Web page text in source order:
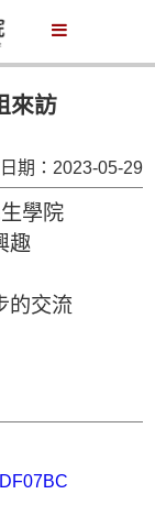
來訪
期：2023-05-29
學院
趣
的交流